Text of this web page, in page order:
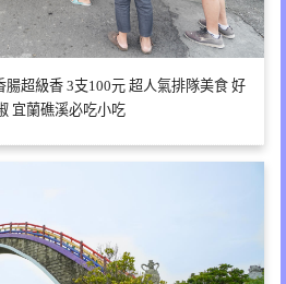
超級香 3支100元 超人氣排隊美食 好
宜蘭礁溪必吃小吃